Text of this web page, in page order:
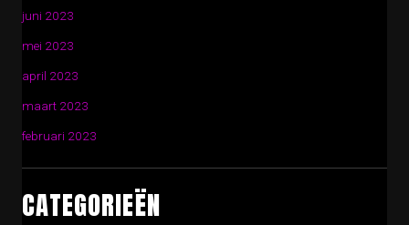
juni 2023
mei 2023
april 2023
maart 2023
februari 2023
CATEGORIEËN